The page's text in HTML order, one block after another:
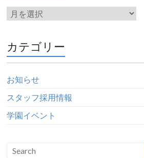
カテゴリー
お知らせ
スタッフ採用情報
学園イベント